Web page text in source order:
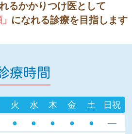
るかかりつけ医として
になれる診療を目指します
療時間
火 水 木 金 土 日祝
● ● ● ● ● ―